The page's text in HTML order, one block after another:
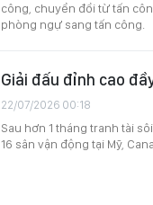
công, chuyển đổi từ tấn
phòng ngự sang tấn công.
Giải đấu đỉnh cao
22/07/2026 00:18
Sau hơn 1 tháng tranh tài
16 sân vận động tại Mỹ,